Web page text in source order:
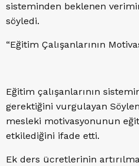
sisteminden beklenen
söyledi.
“Eğitim Çalışanlarının
Eğitim çalışanlarının
gerektiğini vurgulayan
mesleki motivasyonunun
etkilediğini ifade etti.
Ek ders ücretlerinin